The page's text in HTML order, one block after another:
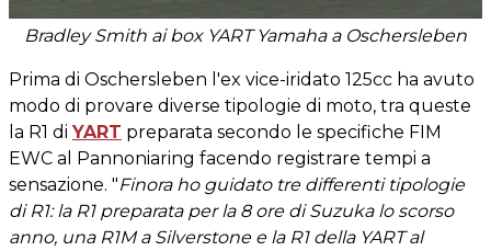
Bradley Smith ai box YART Yamaha a Oschersleben
Prima di Oschersleben l'ex vice-iridato 125cc ha avuto
modo di provare diverse tipologie di moto, tra queste
la R1 di YART preparata secondo le specifiche FIM
EWC al Pannoniaring facendo registrare tempi a
sensazione. "Finora ho guidato tre differenti tipologie
di R1: la R1 preparata per la 8 ore di Suzuka lo scorso
anno, una R1M a Silverstone e la R1 della YART al